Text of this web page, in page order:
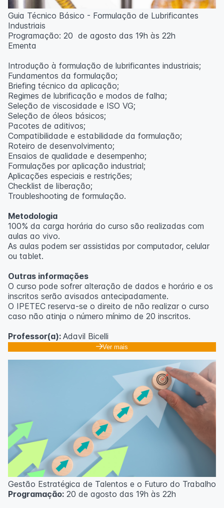
Guia Técnico Básico - Formulação de Lubrificantes
Industriais
Programação: 20 de agosto das 19h às 22h
Ementa
Introdução à formulação de lubrificantes industriais;
Fundamentos da formulação;
Briefing técnico da aplicação;
Regimes de lubrificação e modos de falha;
Seleção de viscosidade e ISO VG;
Seleção de óleos básicos;
Pacotes de aditivos;
Compatibilidade e estabilidade da formulação;
Roteiro de desenvolvimento;
Ensaios de qualidade e desempenho;
Formulações por aplicação industrial;
Aplicações especiais e restrições;
Checklist de liberação;
Troubleshooting de formulação.
Metodologia
100% da carga horária do curso são realizadas com
aulas ao vivo.
As aulas podem ser assistidas por computador, celular
ou tablet.
Outras informações
O curso pode sofrer alteração de dados e horário e os
inscritos serão avisados ​​antecipadamente.
O IPETEC reserva-se o direito de não realizar o curso
caso não atinja o número mínimo de 20 inscritos.
Professor(a): Adavil Bicelli
Ver mais
Gestão Estratégica de Talentos e o Futuro do Trabalho
Programação: 20 de agosto das 19h às 22h